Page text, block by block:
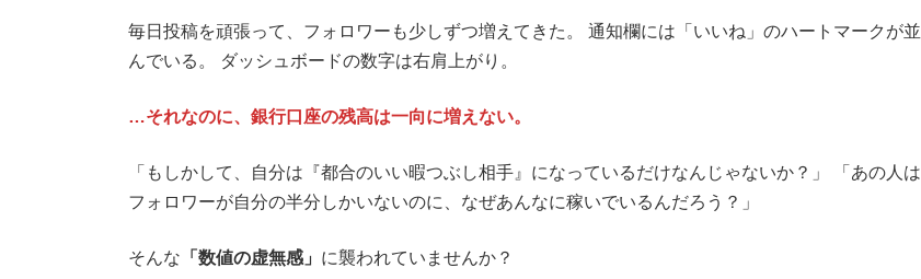
毎日投稿を頑張って、フォロワーも少しずつ増えてきた。 通知欄には「いいね」のハートマークが並
んでいる。 ダッシュボードの数字は右肩上がり。
…それなのに、銀行口座の残高は一向に増えない。
「もしかして、自分は『都合のいい暇つぶし相手』になっているだけなんじゃないか？」 「あの人は
フォロワーが自分の半分しかいないのに、なぜあんなに稼いでいるんだろう？」
そんな 「数値の虚無感」 に襲われていませんか？